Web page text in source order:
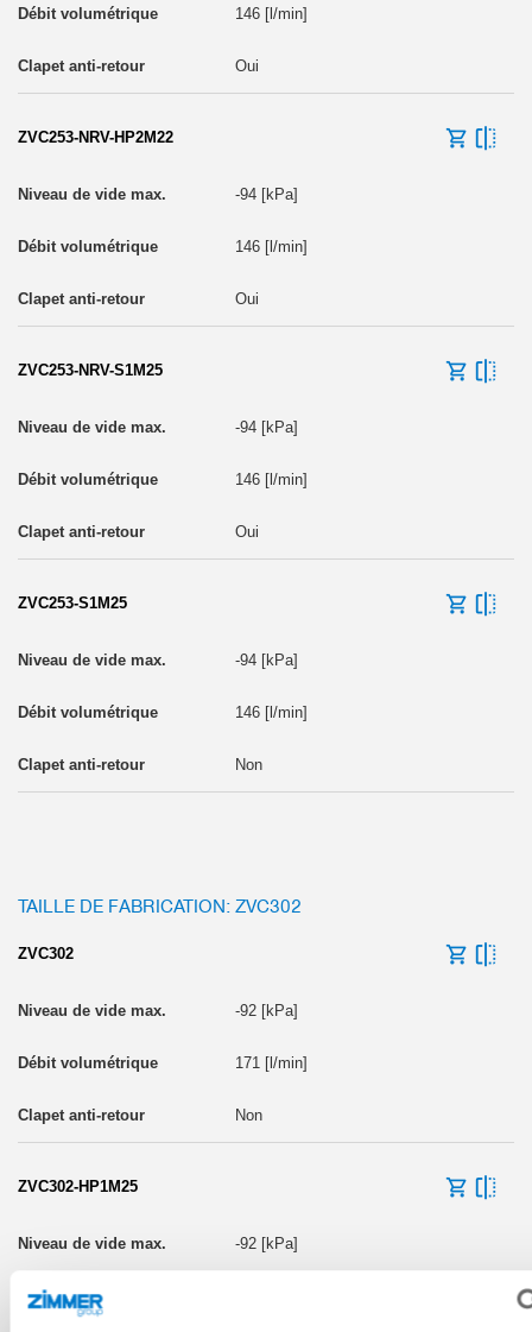
146 [l/min]
Oui
ZVC253-NRV-HP2M22
-94 [kPa]
146 [l/min]
Oui
ZVC253-NRV-S1M25
-94 [kPa]
146 [l/min]
Oui
ZVC253-S1M25
-94 [kPa]
146 [l/min]
Non
TAILLE DE FABRICATION: ZVC302
ZVC302
-92 [kPa]
171 [l/min]
Non
ZVC302-HP1M25
-92 [kPa]